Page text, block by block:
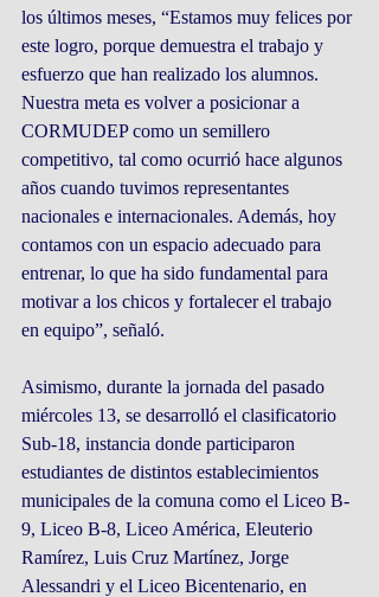
los últimos meses, “Estamos muy felices por
este logro, porque demuestra el trabajo y
esfuerzo que han realizado los alumnos.
Nuestra meta es volver a posicionar a
CORMUDEP como un semillero
competitivo, tal como ocurrió hace algunos
años cuando tuvimos representantes
nacionales e internacionales. Además, hoy
contamos con un espacio adecuado para
entrenar, lo que ha sido fundamental para
motivar a los chicos y fortalecer el trabajo
en equipo”, señaló.
Asimismo, durante la jornada del pasado
miércoles 13, se desarrolló el clasificatorio
Sub-18, instancia donde participaron
estudiantes de distintos establecimientos
municipales de la comuna como el Liceo B-
9, Liceo B-8, Liceo América, Eleuterio
Ramírez, Luis Cruz Martínez, Jorge
Alessandri y el Liceo Bicentenario, en